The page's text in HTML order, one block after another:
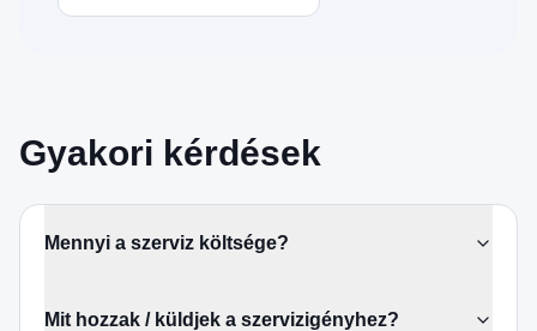
Gyakori kérdések
Mennyi a szerviz költsége?
Mit hozzak / küldjek a szervizigényhez?